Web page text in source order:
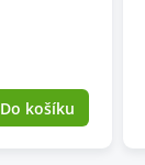
Do košíku